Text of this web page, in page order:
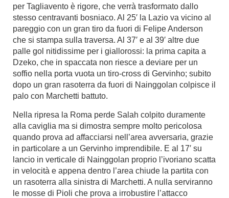
per Tagliavento è rigore, che verrà trasformato dallo
stesso centravanti bosniaco. Al 25′ la Lazio va vicino al
pareggio con un gran tiro da fuori di Felipe Anderson
che si stampa sulla traversa. Al 37′ e al 39′ altre due
palle gol nitidissime per i giallorossi: la prima capita a
Dzeko, che in spaccata non riesce a deviare per un
soffio nella porta vuota un tiro-cross di Gervinho; subito
dopo un gran rasoterra da fuori di Nainggolan colpisce il
palo con Marchetti battuto.
Nella ripresa la Roma perde Salah colpito duramente
alla caviglia ma si dimostra sempre molto pericolosa
quando prova ad affacciarsi nell’area avversaria, grazie
in particolare a un Gervinho imprendibile. E al 17′ su
lancio in verticale di Nainggolan proprio l’ivoriano scatta
in velocità e appena dentro l’area chiude la partita con
un rasoterra alla sinistra di Marchetti. A nulla serviranno
le mosse di Pioli che prova a irrobustire l’attacco